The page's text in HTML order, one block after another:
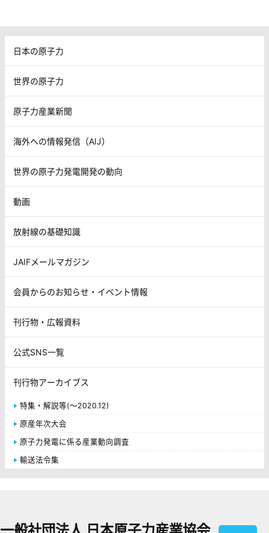
日本の原子力
世界の原子力
原子力産業新聞
海外への情報発信（AIJ）
世界の原子力発電開発の動向
動画
放射線の基礎知識
JAIFメールマガジン
会員からのお知らせ・イベント情報
刊行物・広報資料
公式SNS一覧
刊行物アーカイブス
特集・解説等(～2020.12)
原産年次大会
原子力発電に係る産業動向調査
輸送法令集